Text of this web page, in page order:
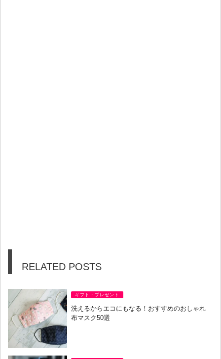
RELATED POSTS
ギフト・プレゼント
洗えるからエコにもなる！おすすめのおしゃれ
布マスク50選